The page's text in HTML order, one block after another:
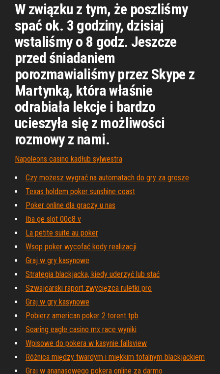
W związku z tym, że poszliśmy
spać ok. 3 godziny, dzisiaj
wstaliśmy o 8 godz. Jeszcze
przed śniadaniem
porozmawialiśmy przez Skype z
Martynką, która właśnie
odrabiała lekcje i bardzo
ucieszyła się z możliwości
rozmowy z nami.
Napoleons casino kadłub sylwestra
Czy możesz wygrać na automatach do gry za grosze
Texas holdem poker sunshine coast
Poker online dla graczy u nas
Iba ge slot 00c8 v
La petite suite au poker
Wsop poker wycofać kody realizacji
Graj w gry kasynowe
Strategia blackjacka, kiedy uderzyć lub stać
Szwajcarski raport zwycięzca ruletki pro
Graj w gry kasynowe
Pobierz american poker 2 torent tpb
Soaring eagle casino mx race wyniki
Wpisowe do pokera w kasynie fallsview
Różnica między twardym i miękkim totalnym blackjackiem
Graj w ananasowego pokera online za darmo